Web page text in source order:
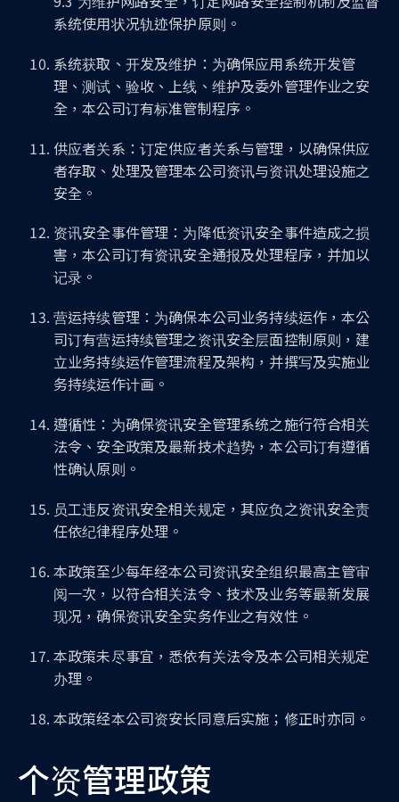
系统使用状况轨迹保护原则。
系统获取、开发及维护：为确保应用系统开发管
理、测试、验收、上线、维护及委外管理作业之安
全，本公司订有标准管制程序。
供应者关系：订定供应者关系与管理，以确保供应
者存取、处理及管理本公司资讯与资讯处理设施之
安全。
资讯安全事件管理：为降低资讯安全事件造成之损
害，本公司订有资讯安全通报及处理程序，并加以
记录。
营运持续管理：为确保本公司业务持续运作，本公
司订有营运持续管理之资讯安全层面控制原则，建
立业务持续运作管理流程及架构，并撰写及实施业
务持续运作计画。
遵循性：为确保资讯安全管理系统之施行符合相关
法令、安全政策及最新技术趋势，本公司订有遵循
性确认原则。
员工违反资讯安全相关规定，其应负之资讯安全责
任依纪律程序处理。
本政策至少每年经本公司资讯安全组织最高主管审
阅一次，以符合相关法令、技术及业务等最新发展
现况，确保资讯安全实务作业之有效性。
本政策未尽事宜，悉依有关法令及本公司相关规定
办理。
本政策经本公司资安长同意后实施；修正时亦同。
个资管理政策